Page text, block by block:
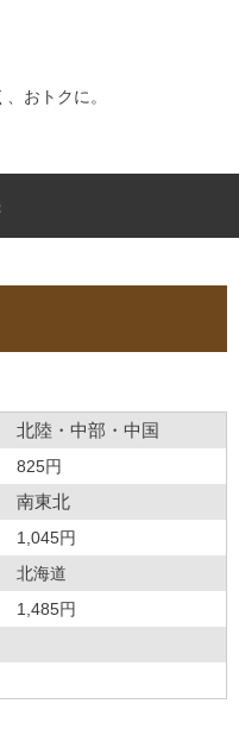
おトクに。
北陸・中部・中国
825円
南東北
1,045円
北海道
1,485円